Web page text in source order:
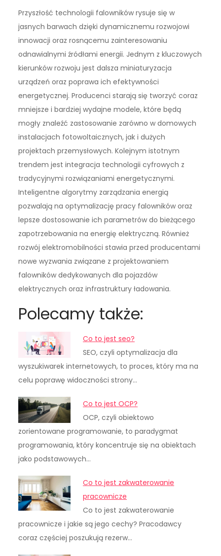
Przyszłość technologii falowników rysuje się w
jasnych barwach dzięki dynamicznemu rozwojowi
innowacji oraz rosnącemu zainteresowaniu
odnawialnymi źródłami energii. Jednym z kluczowych
kierunków rozwoju jest dalsza miniaturyzacja
urządzeń oraz poprawa ich efektywności
energetycznej. Producenci starają się tworzyć coraz
mniejsze i bardziej wydajne modele, które będą
mogły znaleźć zastosowanie zarówno w domowych
instalacjach fotowoltaicznych, jak i dużych
projektach przemysłowych. Kolejnym istotnym
trendem jest integracja technologii cyfrowych z
tradycyjnymi rozwiązaniami energetycznymi.
Inteligentne algorytmy zarządzania energią
pozwalają na optymalizację pracy falowników oraz
lepsze dostosowanie ich parametrów do bieżącego
zapotrzebowania na energię elektryczną. Również
rozwój elektromobilności stawia przed producentami
nowe wyzwania związane z projektowaniem
falowników dedykowanych dla pojazdów
elektrycznych oraz infrastruktury ładowania.
Polecamy także:
Co to jest seo?
SEO, czyli optymalizacja dla
wyszukiwarek internetowych, to proces, który ma na
celu poprawę widoczności strony…
Co to jest OCP?
OCP, czyli obiektowo
zorientowane programowanie, to paradygmat
programowania, który koncentruje się na obiektach
jako podstawowych…
Co to jest zakwaterowanie
pracownicze
Co to jest zakwaterowanie
pracownicze i jakie są jego cechy? Pracodawcy
coraz częściej poszukują rezerw…